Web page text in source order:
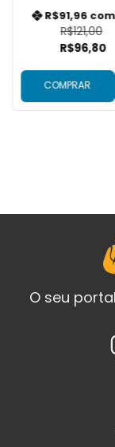
avaliação
R$121,00
R$96,80
R$91,96 com
COMPRAR
O seu